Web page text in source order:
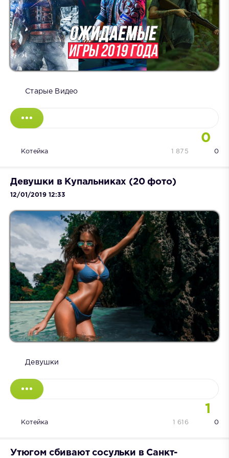
Старые Видео
0
Котейка 0
1 875
Девушки в Купальниках (20 фото)
12/01/2019 12:33
Девушки
1
Котейка 0
1 616
Утюгом сбивают сосульки в Санкт-